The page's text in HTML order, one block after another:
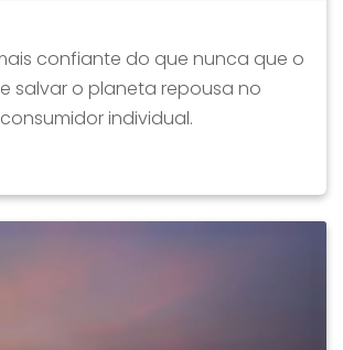
confiante do que nunca que o
salvar o planeta repousa no
consumidor individual.